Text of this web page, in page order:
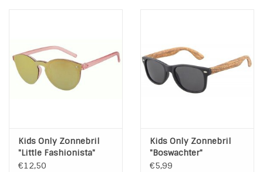
Kids Only Zonnebril
"Little Fashionista"
Pink
€12,50
Kids Only Zonnebril
"Boswachter"
€5,99